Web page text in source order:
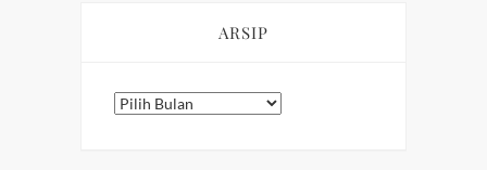
ARSIP
Arsip